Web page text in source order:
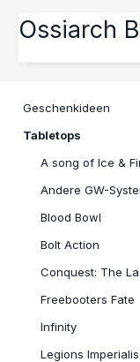
Ossiarch
Geschenkideen
Tabletops
A song of Ice &
Andere GW-
Blood Bowl
Bolt Action
Conquest: The
Freebooters Fate
Infinity
Legions Imperialis